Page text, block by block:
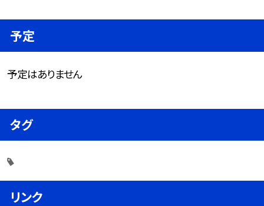
予定
予定はありません
タグ
リンク